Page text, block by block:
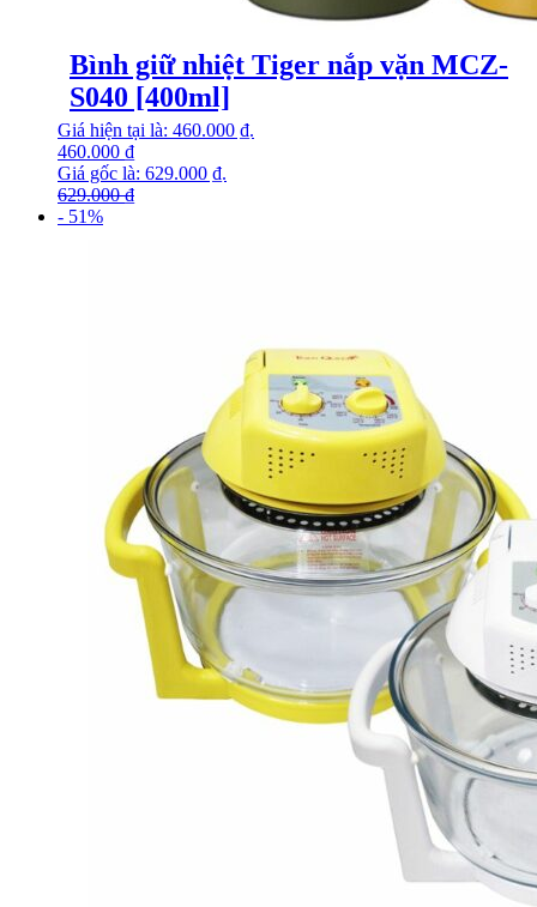
Bình giữ nhiệt Tiger nắp vặn MCZ-
S040 [400ml]
629.000₫
Giá gốc là: 629.000 ₫.
460.000 ₫
Giá hiện tại là: 460.000 ₫.
- 51%